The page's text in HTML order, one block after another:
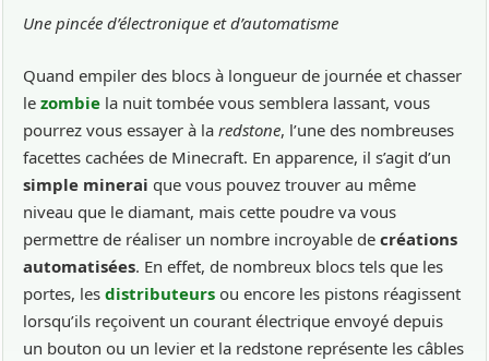
Une pincée d’électronique et d’automatisme
Quand empiler des blocs à longueur de journée et chasser
le zombie la nuit tombée vous semblera lassant, vous
pourrez vous essayer à la redstone, l’une des nombreuses
facettes cachées de Minecraft. En apparence, il s’agit d’un
simple minerai que vous pouvez trouver au même
niveau que le diamant, mais cette poudre va vous
permettre de réaliser un nombre incroyable de créations
automatisées. En effet, de nombreux blocs tels que les
portes, les distributeurs ou encore les pistons réagissent
lorsqu’ils reçoivent un courant électrique envoyé depuis
un bouton ou un levier et la redstone représente les câbles